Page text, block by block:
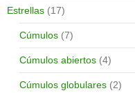
Estrellas (17)
Cúmulos (7)
Cúmulos abiertos (4)
Cúmulos globulares (2)